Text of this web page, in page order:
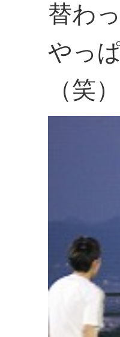
替わ
やっ
（笑）